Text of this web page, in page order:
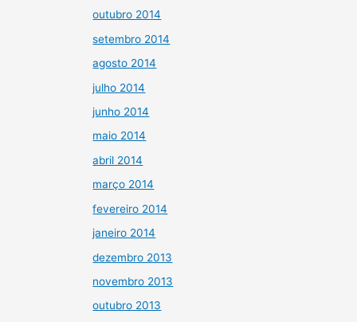
outubro 2014
setembro 2014
agosto 2014
julho 2014
junho 2014
maio 2014
abril 2014
março 2014
fevereiro 2014
janeiro 2014
dezembro 2013
novembro 2013
outubro 2013